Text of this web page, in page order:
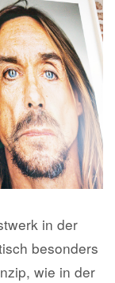
in der
besonders
wie in der